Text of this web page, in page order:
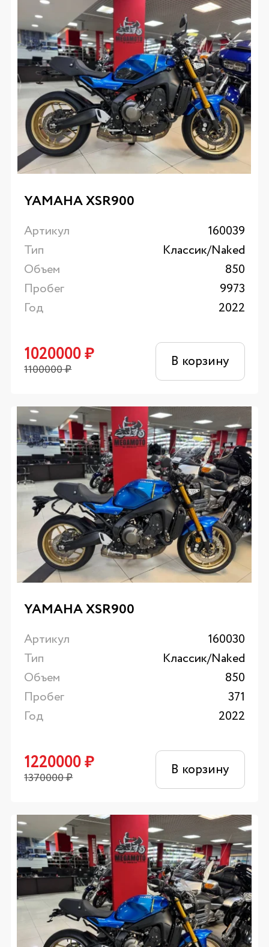
YAMAHA XSR900
Артикул
160039
Тип
Классик/Naked
Объем
850
Пробег
9973
Год
2022
1020000₽
1100000₽ В корзину
YAMAHA XSR900
Артикул
160030
Тип
Классик/Naked
Объем
850
Пробег
371
Год
2022
1220000₽
1370000₽ В корзину